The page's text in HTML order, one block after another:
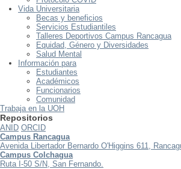
Vida Universitaria
Becas y beneficios
Servicios Estudiantiles
Talleres Deportivos Campus Rancagua
Equidad, Género y Diversidades
Salud Mental
Información para
Estudiantes
Académicos
Funcionarios
Comunidad
Trabaja en la UOH
Repositorios
ANID ORCID
Campus Rancagua
Avenida Libertador Bernardo O'Higgins 611,
Campus Colchagua
Ruta I-50 S/N, San Fernando.